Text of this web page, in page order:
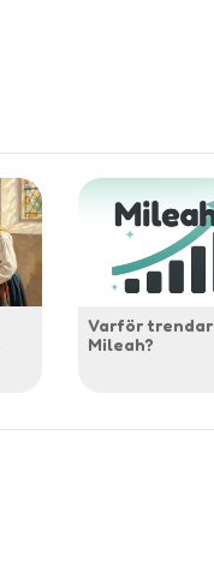
Varför trendar
Mileah?